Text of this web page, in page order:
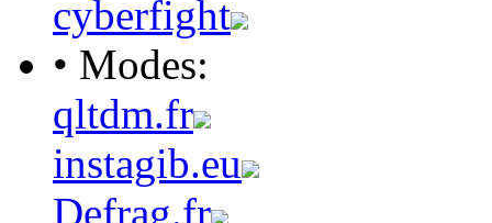
cyberfight
• Modes:
qltdm.fr
instagib.eu
Defrag.fr